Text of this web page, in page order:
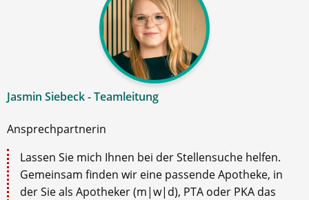
Jasmin Siebeck - Teamleitung
Ansprechpartnerin
Lassen Sie mich Ihnen bei der Stellensuche helfen.
Gemeinsam finden wir eine passende Apotheke, in
der Sie als Apotheker (m|w|d), PTA oder PKA das